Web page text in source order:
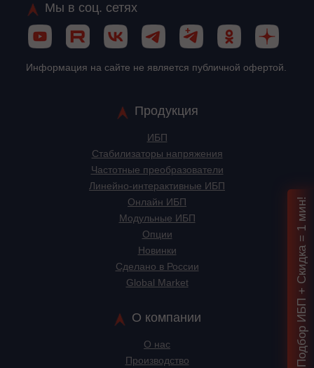
Мы в соц. сетях
Информация на сайте не является публичной офертой.
Продукция
ИБП
Стабилизаторы напряжения
Частотные преобразователи
Линейно-интерактивные ИБП
Онлайн ИБП
Модульные ИБП
Опции
Новинки
Сделано в России
Global Market
О компании
О нас
Производство
Подбор ИБП + Скидка = 1 мин!